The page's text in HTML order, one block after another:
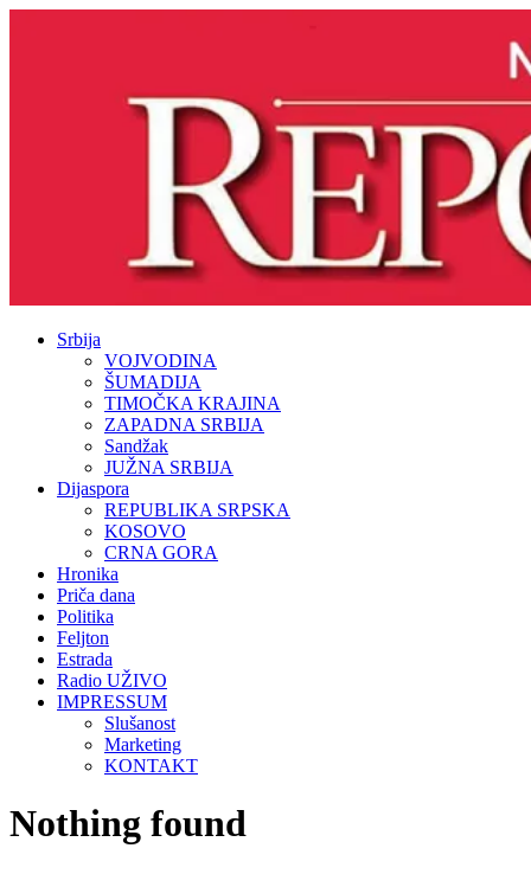
Srbija
VOJVODINA
ŠUMADIJA
TIMOČKA KRAJINA
ZAPADNA SRBIJA
Sandžak
JUŽNA SRBIJA
Dijaspora
REPUBLIKA SRPSKA
KOSOVO
CRNA GORA
Hronika
Priča dana
Politika
Feljton
Estrada
Radio UŽIVO
IMPRESSUM
Slušanost
Marketing
KONTAKT
Nothing found